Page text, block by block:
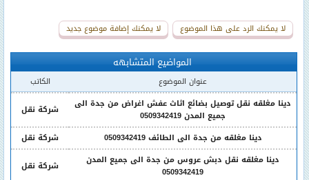
لا يمكنك الرد على هذا الموضوع لا يمكنك إضافة موضوع جديد
المواضيع المتشابهه
عنوان الموضوع
الكاتب
دينا مغلقه نقل توصيل بضائع اثاث عفش اغراض من جدة الى
جميع المدن 0509342419
شركة نقل
دينا مغلقه من جدة الى الطائف 0509342419
شركة نقل
دينا مغلقه نقل دبش عروس من جدة الى جميع المدن
0509342419
شركة نقل